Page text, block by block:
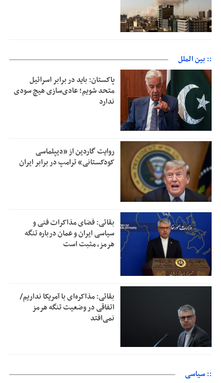
:: بین الملل
پاکستان: باید در برابر اسرائیل
متحد شویم؛ عادی‌سازی هیچ سودی
ندارد
روایت گاردین از «دیپلماسی
کودکستانی» ترامپ در برابر ایران
بقائی: فضای مذاکرات فنی و
سیاسی ایران و عمان درباره تنگه
هرمز، مثبت است
بقائی: مذاکره‌ای با آمریکا نداریم/
اتفاقی در وضعیت تنگه هرمز
نمی‌افتد
:: سیاسی